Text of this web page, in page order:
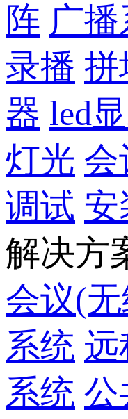
阵 广
录播 拼
器 led
灯光 会
调试 安
解决方
会议(
系统 远
系统 公